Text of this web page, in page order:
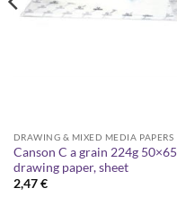
DRAWING & MIXED MEDIA PAPERS
Canson C a grain 224g 50×65
drawing paper, sheet
2,47€